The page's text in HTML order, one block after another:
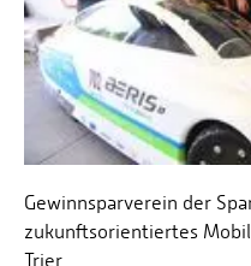
Gewinnsparverein der
zukunftsorientiertes
Trier